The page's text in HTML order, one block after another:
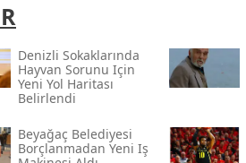
Denizli Sokaklarında
Hayvan Sorunu Için
Yeni Yol Haritası
Belirlendi
Beyağaç Belediyesi
Borçlanmadan Yeni Iş